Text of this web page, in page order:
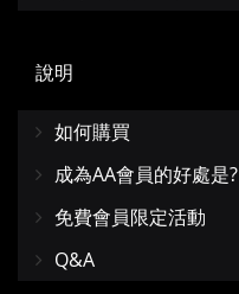
說明
如何購買
成為AA會員的好處是?
免費會員限定活動
Q&A